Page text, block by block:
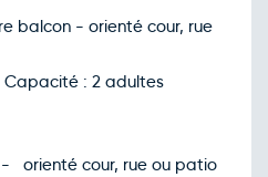
balcon - orienté cour, rue
Capacité : 2 adultes
orienté cour, rue ou patio